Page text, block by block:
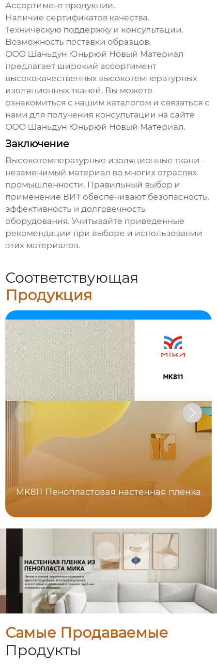
Ассортимент продукции.
Наличие сертификатов качества.
Техническую поддержку и консультации.
Возможность поставки образцов.
ООО Шаньдун Юньрюй Новый Материал
предлагает широкий ассортимент
высококачественных высокотемпературных
изоляционных тканей. Вы можете
ознакомиться с нашим каталогом и связаться с
нами для получения консультации на сайте
ООО Шаньдун Юньрюй Новый Материал.
Заключение
Высокотемпературные изоляционные ткани –
незаменимый материал во многих отраслях
промышленности. Правильный выбор и
применение ВИТ обеспечивают безопасность,
эффективность и долговечность
оборудования. Учитывайте приведенные
рекомендации при выборе и использовании
этих материалов.
Соответствующая
Продукция
MK811 Пенопластовая настенная пленка
Самые Продаваемые
Продукты